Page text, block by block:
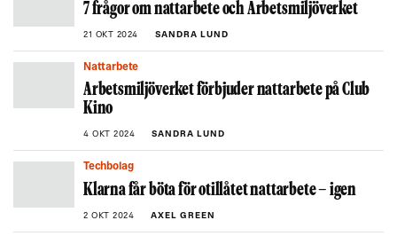
7 frågor om nattarbete och Arbetsmiljöverket
21 OKT 2024 SANDRA LUND
Nattarbete
Arbetsmiljöverket förbjuder nattarbete på Club
Kino
4 OKT 2024 SANDRA LUND
Techbolag
Klarna får böta för otillåtet nattarbete – igen
2 OKT 2024 AXEL GREEN